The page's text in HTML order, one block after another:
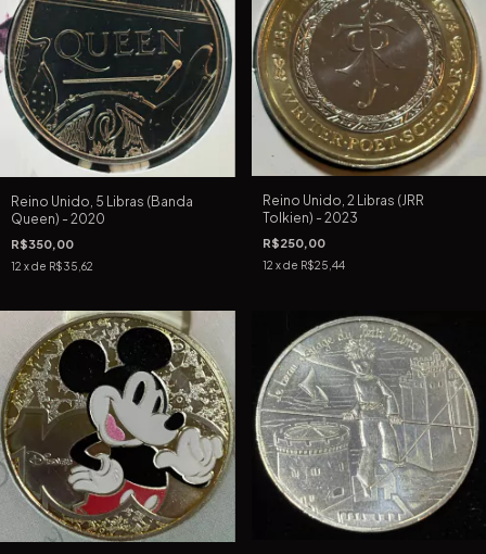
Reino Unido, 5 Libras (Banda
Queen) - 2020
R$350,00
12 x de R$35,62
Reino Unido, 2 Libras (JRR
Tolkien) - 2023
R$250,00
12 x de R$25,44